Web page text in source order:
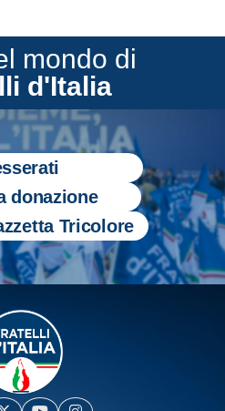
mondo di
d'Italia
donazione
Tricolore